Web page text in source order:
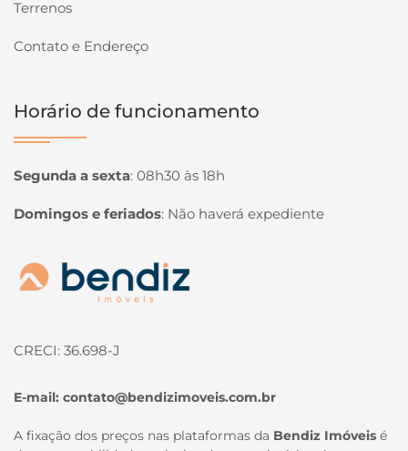
Terrenos
Contato e Endereço
Horário de funcionamento
Segunda a sexta: 08h30 às 18h
Domingos e feriados: Não haverá expediente
Página inicial
CRECI: 36.698-J
E-mail: contato@bendizimoveis.com.br
A fixação dos preços nas plataformas da Bendiz Imóveis é